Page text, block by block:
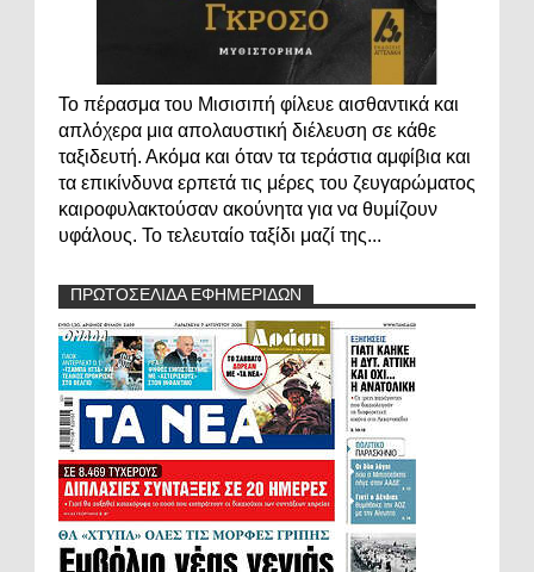
Το πέρασμα του Μισισιπή φίλευε αισθαντικά και
απλόχερα μια απολαυστική διέλευση σε κάθε
ταξιδευτή. Ακόμα και όταν τα τεράστια αμφίβια και
τα επικίνδυνα ερπετά τις μέρες του ζευγαρώματος
καιροφυλακτούσαν ακούνητα για να θυμίζουν
υφάλους. Το τελευταίο ταξίδι μαζί της...
ΠΡΩΤΟΣΕΛΙΔΑ ΕΦΗΜΕΡΙΔΩΝ